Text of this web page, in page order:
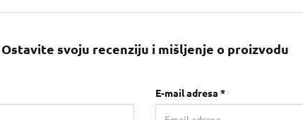
Ostavite svoju recenziju i mišljenje o proizvodu
E-mail adresa *